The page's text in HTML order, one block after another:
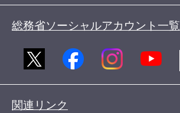
総務省ソーシャルアカウント一覧
関連リンク